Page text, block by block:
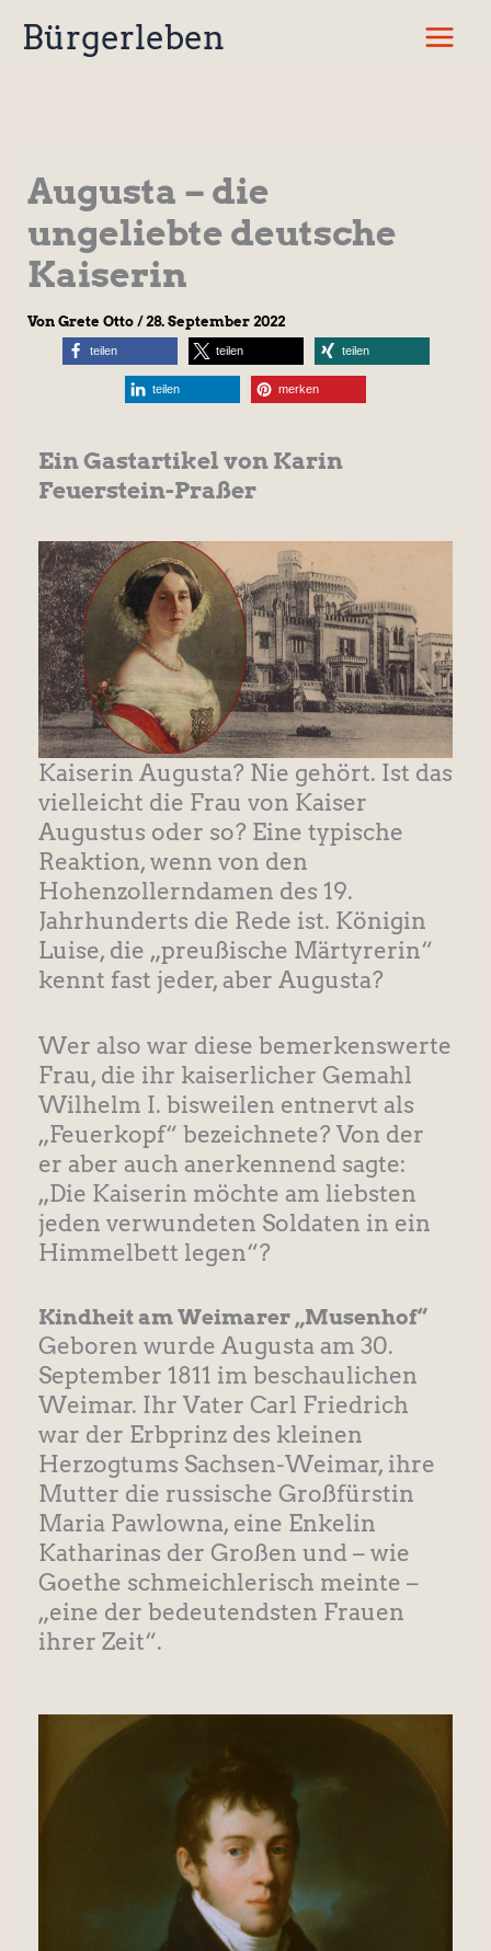
InhaltBürgerleben
Augusta – die
ungeliebte deutsche
Kaiserin
Von Grete Otto /28. September 2022
teilen teilen teilen
teilen merken
Ein Gastartikel von Karin
Feuerstein-Praßer
Kaiserin Augusta? Nie gehört. Ist das
vielleicht die Frau von Kaiser
Augustus oder so? Eine typische
Reaktion, wenn von den
Hohenzollerndamen des 19.
Jahrhunderts die Rede ist. Königin
Luise, die „preußische Märtyrerin“
kennt fast jeder, aber Augusta?
Wer also war diese bemerkenswerte
Frau, die ihr kaiserlicher Gemahl
Wilhelm I. bisweilen entnervt als
„Feuerkopf“ bezeichnete? Von der
er aber auch anerkennend sagte:
„Die Kaiserin möchte am liebsten
jeden verwundeten Soldaten in ein
Himmelbett legen“?
Kindheit am Weimarer „Musenhof“
Geboren wurde Augusta am 30.
September 1811 im beschaulichen
Weimar. Ihr Vater Carl Friedrich
war der Erbprinz des kleinen
Herzogtums Sachsen-Weimar, ihre
Mutter die russische Großfürstin
Maria Pawlowna, eine Enkelin
Katharinas der Großen und – wie
Goethe schmeichlerisch meinte –
„eine der bedeutendsten Frauen
ihrer Zeit“.